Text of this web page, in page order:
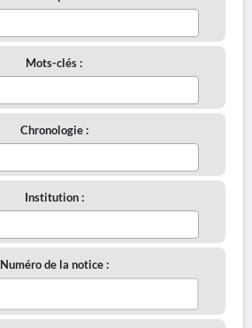
Mots-clés :
Chronologie :
Institution :
Numéro de la notice :